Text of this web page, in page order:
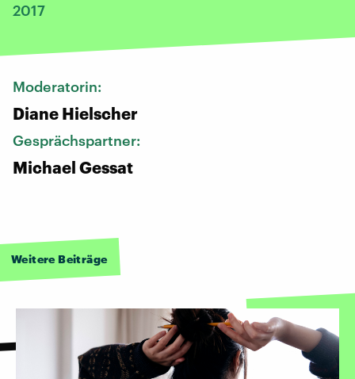
2017
Moderatorin:
Diane Hielscher
Gesprächspartner:
Michael Gessat
Weitere Beiträge